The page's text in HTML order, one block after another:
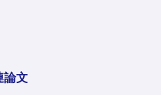
論文